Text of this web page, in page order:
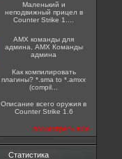
Маленький и
неподвижный прицел в
Counter Strike 1....
AMX команды для
админа, AMX Команды
админа
Как компилировать
плагины? *.sma to *.amxx
(compil...
Описание всего оружия в
Counter Strike 1.6
посмотреть все
Статистика